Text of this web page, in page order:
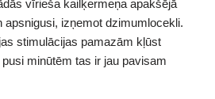
vīrieša kailķermeņa apakšējā
apsnigusi, izņemot dzimumlocekli.
stimulācijas pamazām kļūst
minūtēm tas ir jau pavisam